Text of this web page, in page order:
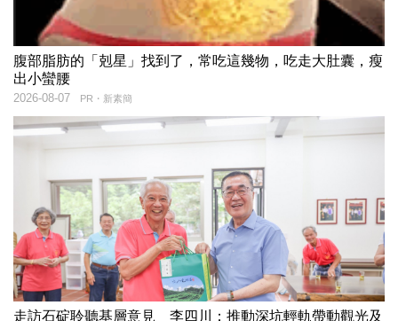
腹部脂肪的「剋星」找到了，常吃這幾物，吃走大肚囊，瘦
出小蠻腰
PR・新素簡
2026-08-07
走訪石碇聆聽基層意見 李四川：推動深坑輕軌帶動觀光及